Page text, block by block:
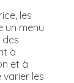
les
un menu
des
à
et à
les